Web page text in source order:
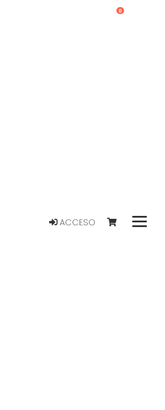
ACCESO
0